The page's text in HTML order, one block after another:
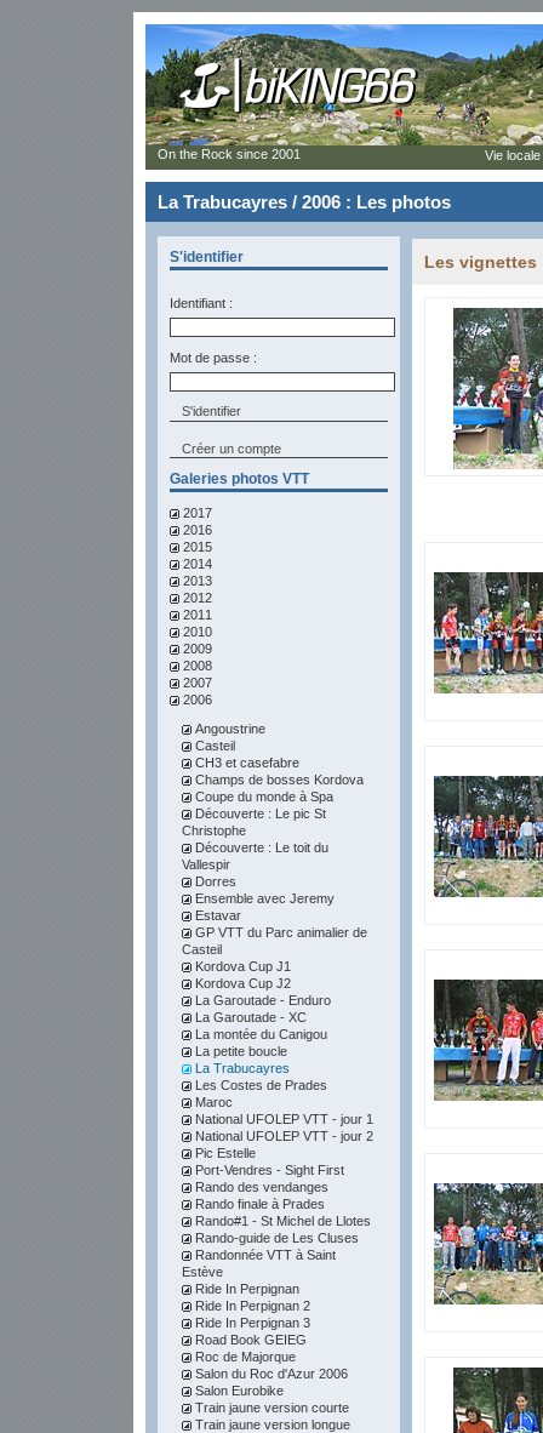
La Trabucayres / 2006 : Les photos
S'identifier
Identifiant :
Mot de passe :
Créer un compte
Galeries photos VTT
2017
2016
2015
2014
2013
2012
2011
2010
2009
2008
2007
2006
Angoustrine
Casteil
CH3 et casefabre
Champs de bosses Kordova
Coupe du monde à Spa
Découverte : Le pic St
Christophe
Découverte : Le toit du
Vallespir
Dorres
Ensemble avec Jeremy
Estavar
GP VTT du Parc animalier de
Casteil
Kordova Cup J1
Kordova Cup J2
La Garoutade - Enduro
La Garoutade - XC
La montée du Canigou
La petite boucle
La Trabucayres
Les Costes de Prades
Maroc
National UFOLEP VTT - jour 1
National UFOLEP VTT - jour 2
Pic Estelle
Port-Vendres - Sight First
Rando des vendanges
Rando finale à Prades
Rando#1 - St Michel de Llotes
Rando-guide de Les Cluses
Randonnée VTT à Saint
Estève
Ride In Perpignan
Ride In Perpignan 2
Ride In Perpignan 3
Road Book GEIEG
Roc de Majorque
Salon du Roc d'Azur 2006
Salon Eurobike
Train jaune version courte
Train jaune version longue
Les vignettes
On the Rock since 2001 Vie